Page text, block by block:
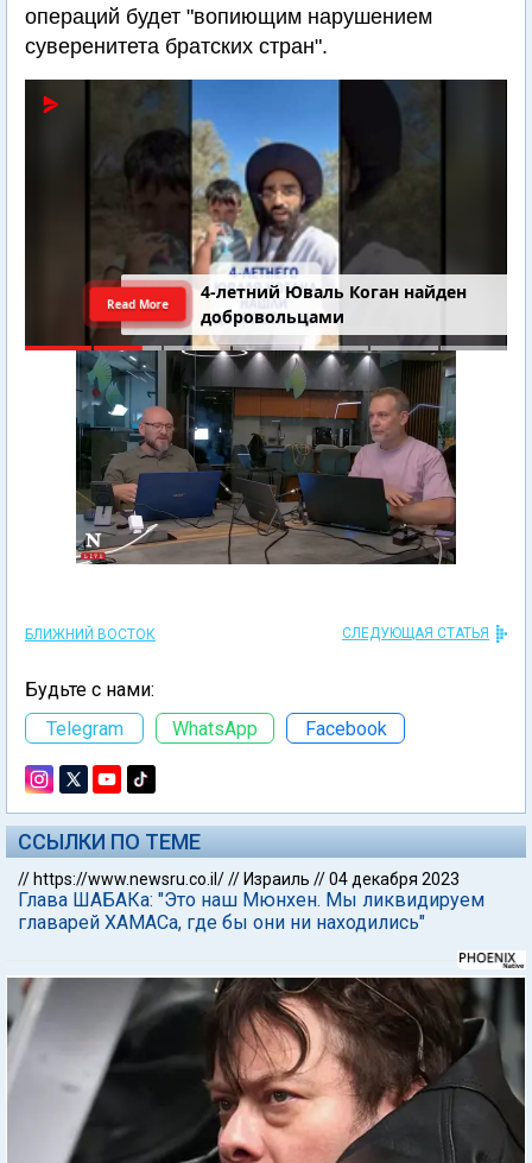
операций будет "вопиющим нарушением
суверенитета братских стран".
4-летний Юваль Коган найден
добровольцами
Read More
БЛИЖНИЙ ВОСТОК СЛЕДУЮЩАЯ СТАТЬЯ
Будьте с нами:
Telegram
WhatsApp Facebook
ССЫЛКИ ПО ТЕМЕ
// https://www.newsru.co.il/// Израиль //04 декабря 2023
Глава ШАБАКа: "Это наш Мюнхен. Мы ликвидируем
главарей ХАМАСа, где бы они ни находились"